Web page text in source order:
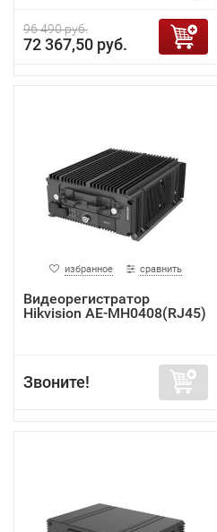
96 490 руб.
72 367,50 руб.
избранное сравнить
Видеорегистратор
Hikvision AE-MH0408(RJ45)
Звоните!